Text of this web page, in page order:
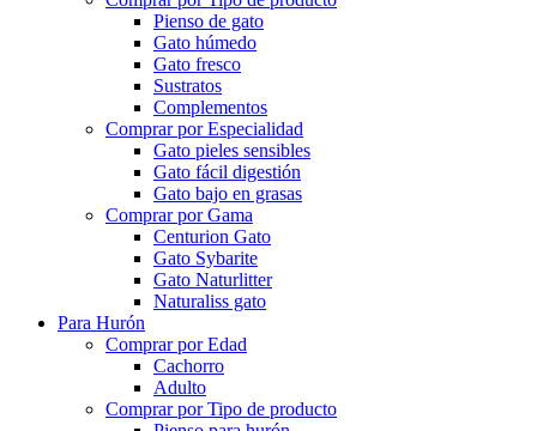
Pienso de gato
Gato húmedo
Gato fresco
Sustratos
Complementos
Comprar por Especialidad
Gato pieles sensibles
Gato fácil digestión
Gato bajo en grasas
Comprar por Gama
Centurion Gato
Gato Sybarite
Gato Naturlitter
Naturaliss gato
Para Hurón
Comprar por Edad
Cachorro
Adulto
Comprar por Tipo de producto